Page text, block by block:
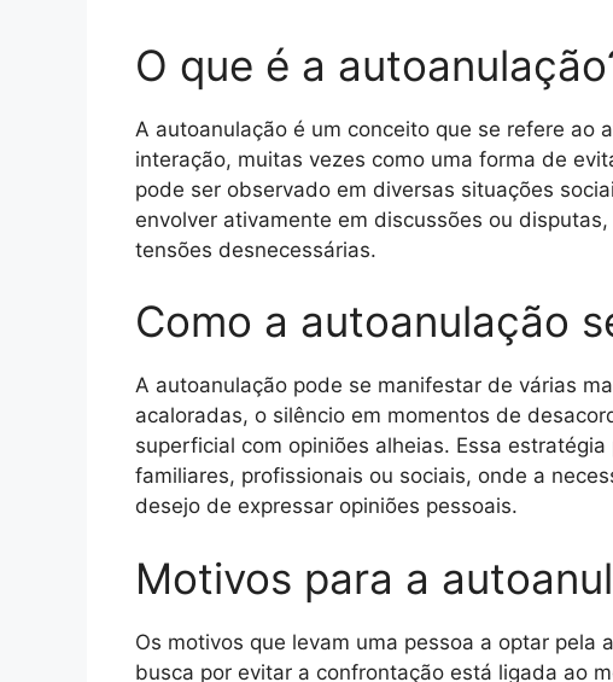
O que é a
A autoanulação é um conceito que se refere ao
interação, muitas vezes como uma forma de
pode ser observado em diversas situações
envolver ativamente em discussões ou
tensões desnecessárias.
Como a autoanulação
A autoanulação pode se manifestar de várias
acaloradas, o silêncio em momentos de
superficial com opiniões alheias. Essa
familiares, profissionais ou sociais, onde a
desejo de expressar opiniões pessoais.
Motivos para a
Os motivos que levam uma pessoa a optar pela
busca por evitar a confrontação está ligada ao